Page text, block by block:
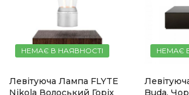
НЕМАЄ В НАЯВНОСТІ
Левітуюча Лампа FLYTE
Nikola Волоський Горіх
НЕМАЄ
Buda,